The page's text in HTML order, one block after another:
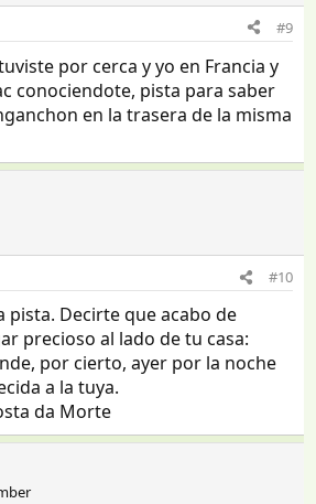
#9
por cerca y yo en Francia y
conociendote, pista para saber
en la trasera de la misma
#10
pista. Decirte que acabo de
precioso al lado de tu casa:
por cierto, ayer por la noche
a la tuya.
da Morte